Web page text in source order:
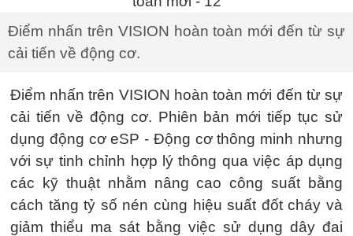
Điểm nhấn trên VISION hoàn toàn mới đến từ sự
cải tiến về động cơ.
Điểm nhấn trên VISION hoàn toàn mới đến từ sự
cải tiến về động cơ. Phiên bản mới tiếp tục sử
dụng động cơ eSP - Động cơ thông minh nhưng
với sự tinh chỉnh hợp lý thông qua việc áp dụng
các kỹ thuật nhằm nâng cao công suất bằng
cách tăng tỷ số nén cùng hiệu suất đốt cháy và
giảm thiểu ma sát bằng việc sử dụng dây đai